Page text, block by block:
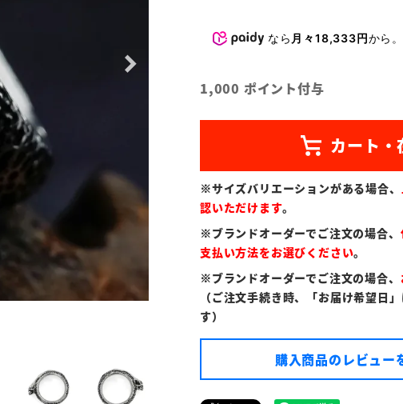
なら 月々18,333円から
1,000 ポイント付与
※サイズバリエーションがある場合、
認いただけます。
※ブランドオーダーでご注文の場合、
支払い方法をお選びください。
※ブランドオーダーでご注文の場合、
（ご注文手続き時、「お届け希望日
す）
購入商品のレビュ